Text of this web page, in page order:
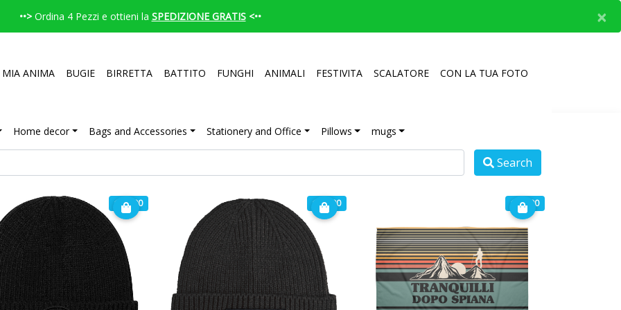
••> Ordina 4 Pezzi e ottieni la SPEDIZIONE GRATIS<•• ×
MIA ANIMA BUGIE BIRRETTA BATTITO FUNGHI ANIMALI FESTIVITA SCALATORE CON LA TUA FOTO
Home decor Bags and Accessories Stationery and Office Pillows mugs
Search
€ 19.90 € 19.90 € 29.90